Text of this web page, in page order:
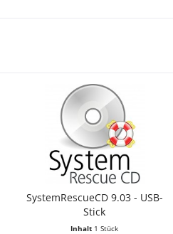
SystemRescueCD 9.03 - USB-
Stick
Inhalt 1 Stück